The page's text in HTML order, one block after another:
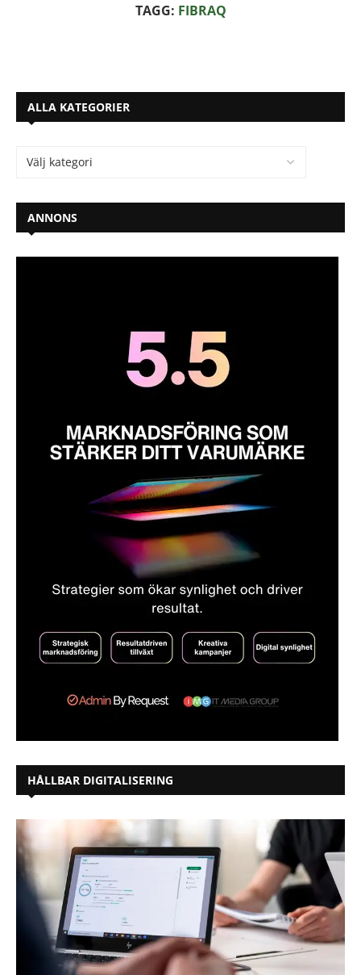
TAGG: FIBRAQ
ALLA KATEGORIER
ANNONS
HÅLLBAR DIGITALISERING